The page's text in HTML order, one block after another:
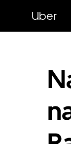
zawartości
Uber